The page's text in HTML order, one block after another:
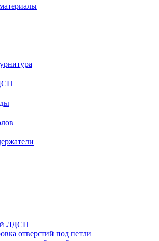
ЛДСП
отверстий под петли